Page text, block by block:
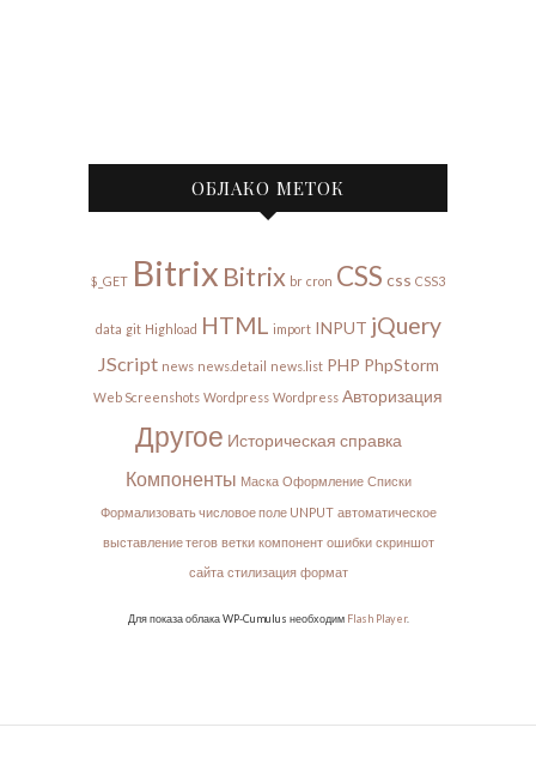
ОБЛАКО МЕТОК
$_GET Bitrix Bitrix br cron CSS css CSS3
data git Highload HTML import INPUT jQuery
JScript news news.detail news.list PHP PhpStorm
Web Screenshots Wordpress Wordpress Авторизация
Другое Историческая справка
Компоненты Маска Оформление Списки
Формализовать числовое поле UNPUT автоматическое
выставление тегов ветки компонент ошибки скриншот
сайта стилизация формат
Для показа облака WP-Cumulus необходим Flash Player.